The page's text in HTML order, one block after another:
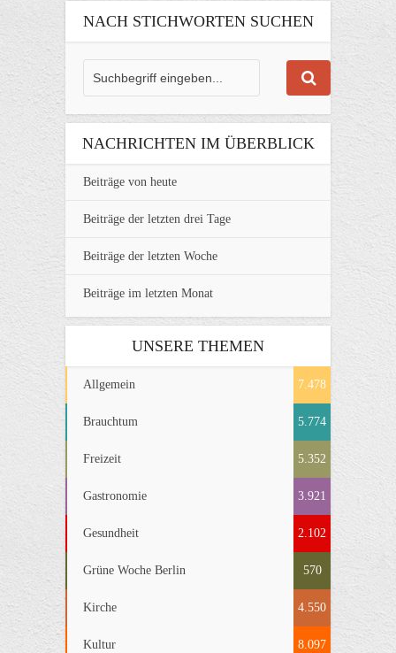
NACH STICHWORTEN SUCHEN
NACHRICHTEN IM ÜBERBLICK
Beiträge von heute
Beiträge der letzten drei Tage
Beiträge der letzten Woche
Beiträge im letzten Monat
UNSERE THEMEN
Allgemein 7.478
Brauchtum 5.774
Freizeit 5.352
Gastronomie 3.921
Gesundheit 2.102
Grüne Woche Berlin 570
Kirche 4.550
Kultur 8.097